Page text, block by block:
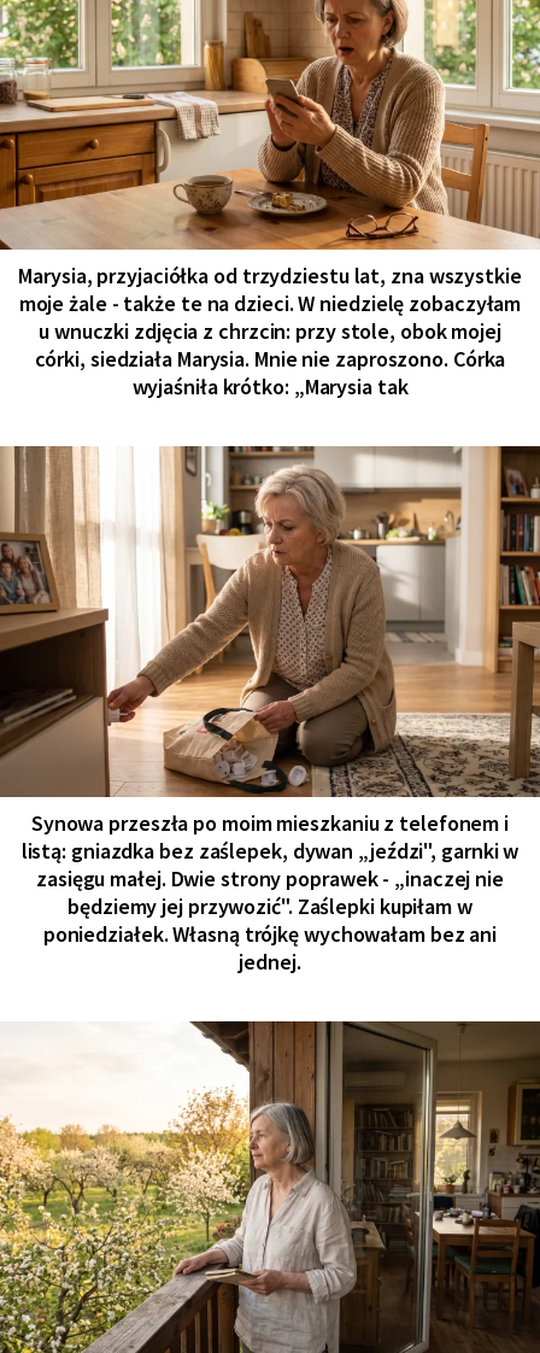
Marysia, przyjaciółka od trzydziestu lat, zna wszystkie
moje żale - także te na dzieci. W niedzielę zobaczyłam
u wnuczki zdjęcia z chrzcin: przy stole, obok mojej
córki, siedziała Marysia. Mnie nie zaproszono. Córka
wyjaśniła krótko: „Marysia tak
Synowa przeszła po moim mieszkaniu z telefonem i
listą: gniazdka bez zaślepek, dywan „jeździ", garnki w
zasięgu małej. Dwie strony poprawek - „inaczej nie
będziemy jej przywozić". Zaślepki kupiłam w
poniedziałek. Własną trójkę wychowałam bez ani
jednej.